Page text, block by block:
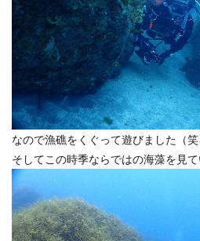
なので漁礁をくぐって遊びました（笑
そしてこの時季ならではの海藻を見て